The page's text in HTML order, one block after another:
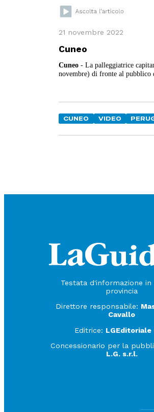
21 novembre 2022
Cuneo
Cuneo - La palleggiatrice
novembre) di fronte al pubblico
CUNEO VIDEO
Testata d'informazione in
provincia
Direttore responsabile:
Cavallo
Editrice: LGEditoriale
Concessionario per la
L.G. s.r.l.